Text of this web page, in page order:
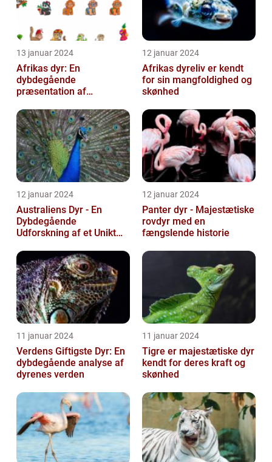
13 januar 2024
Afrikas dyr: En
dybdegående
præsentation af
dyreliv
12 januar 2024
Afrikas dyreliv er kendt
for sin mangfoldighed og
skønhed
12 januar 2024
Australiens Dyr - En
Dybdegående
Udforskning af et Unikt
12 januar 2024
Panter dyr - Majestætiske
rovdyr med en
fængslende historie
11 januar 2024
Verdens Giftigste Dyr: En
dybdegående analyse af
dyrenes verden
11 januar 2024
Tigre er majestætiske dyr
kendt for deres kraft og
skønhed